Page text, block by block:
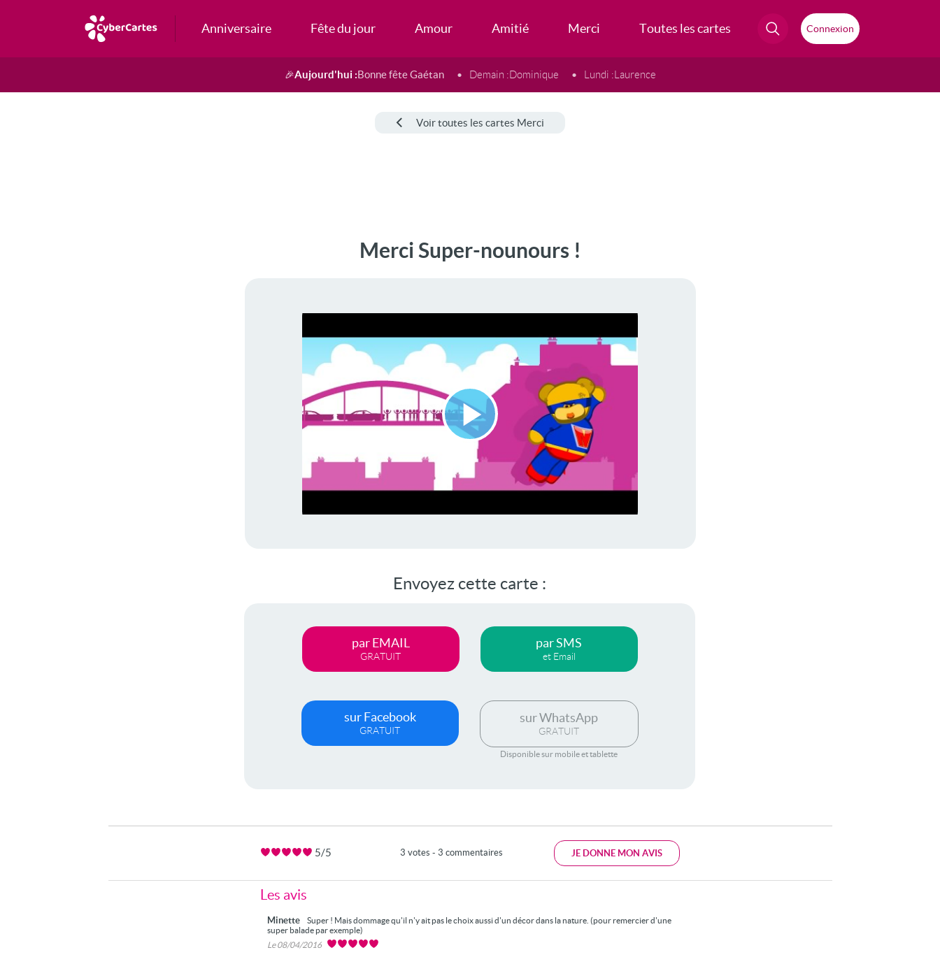
Anniversaire Fête du jour Amour Amitié Merci Toutes les cartes Connexion
🎉Aujourd'hui :Bonne fête Gaétan Demain :Dominique Lundi :Laurence
Voir toutes les cartes Merci
Merci Super-nounours !
Lire
la
Envoyez cette carte :
par EMAIL
GRATUIT
par SMS
et Email
sur Facebook
GRATUIT
sur WhatsApp
GRATUIT
Disponible sur mobile et tablette
5/5 3 votes - 3 commentaires JE DONNE MON AVIS
Les avis
Minette
Super ! Mais dommage qu'il n'y ait pas le choix aussi d'un décor dans la nature. (pour remercier d'une
super balade par exemple)
Le 08/04/2016